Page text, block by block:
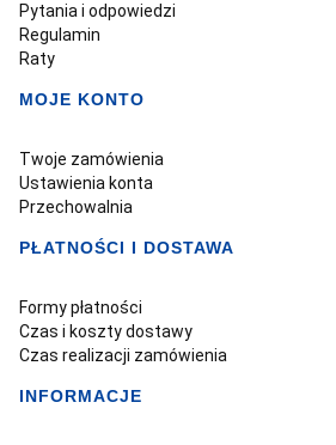
Pytania i odpowiedzi
Regulamin
Raty
MOJE KONTO
Twoje zamówienia
Ustawienia konta
Przechowalnia
PŁATNOŚCI I DOSTAWA
Formy płatności
Czas i koszty dostawy
Czas realizacji zamówienia
INFORMACJE